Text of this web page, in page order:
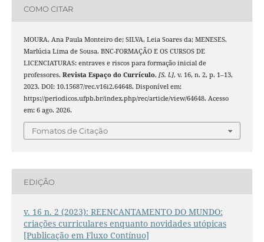
COMO CITAR
MOURA, Ana Paula Monteiro de; SILVA, Leia Soares da; MENESES,
Marlúcia Lima de Sousa. BNC-FORMAÇÃO E OS CURSOS DE
LICENCIATURAS: entraves e riscos para formação inicial de
professores. Revista Espaço do Currículo, [S. l.], v. 16, n. 2, p. 1–13,
2023. DOI: 10.15687/rec.v16i2.64648. Disponível em:
https://periodicos.ufpb.br/index.php/rec/article/view/64648. Acesso
em: 6 ago. 2026.
Fomatos de Citação
EDIÇÃO
v. 16 n. 2 (2023): REENCANTAMENTO DO MUNDO:
criações curriculares enquanto novidades utópicas
[Publicação em Fluxo Contínuo]